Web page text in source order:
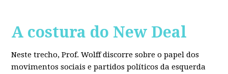
A costura do New Deal
Neste trecho, Prof. Wolff discorre sobre o papel dos
movimentos sociais e partidos políticos da esquerda